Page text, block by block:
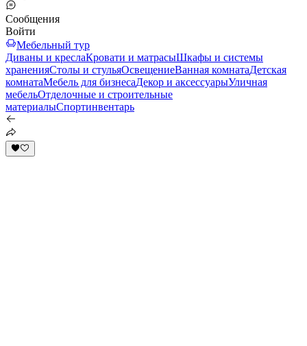
Сообщения
Войти
Мебельный тур
Диваны и креслаКровати и матрасыШкафы и системы
храненияСтолы и стульяОсвещениеВанная комнатаДетская
комнатаМебель для бизнесаДекор и аксессуарыУличная
мебельОтделочные и строительные
материалыСпортинвентарь